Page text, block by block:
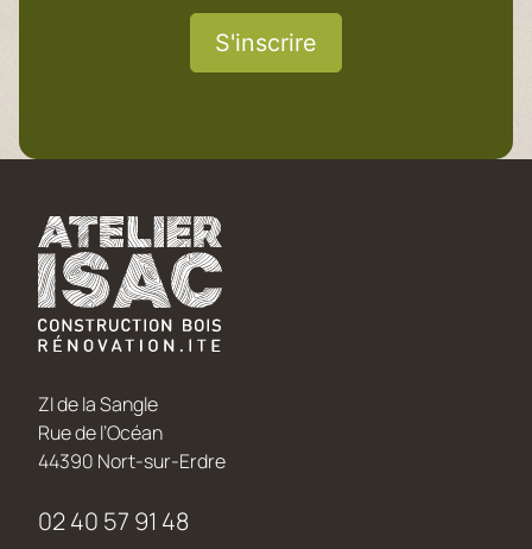
ZI de la Sangle
Rue de l’Océan
44390 Nort-sur-Erdre
02 40 57 91 48